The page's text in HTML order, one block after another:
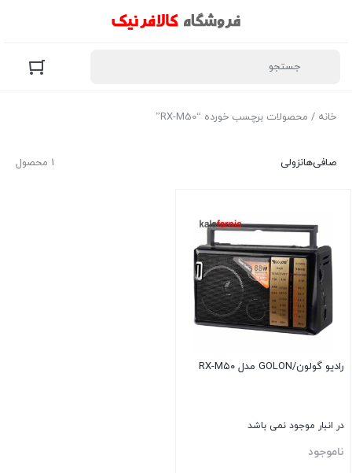
خانه / محصولات برچسب خورده “RX-M50”
1 محصول صافی‌هانزولی
رادیو گولون/GOLON مدل RX-M۵۰
در انبار موجود نمی باشد
ناموجود